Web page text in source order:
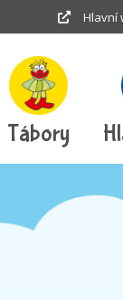
Hlavní
Tábory